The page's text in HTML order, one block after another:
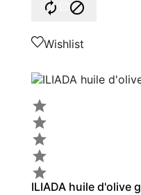
 
Wishlist





ILIADA huile d'olive